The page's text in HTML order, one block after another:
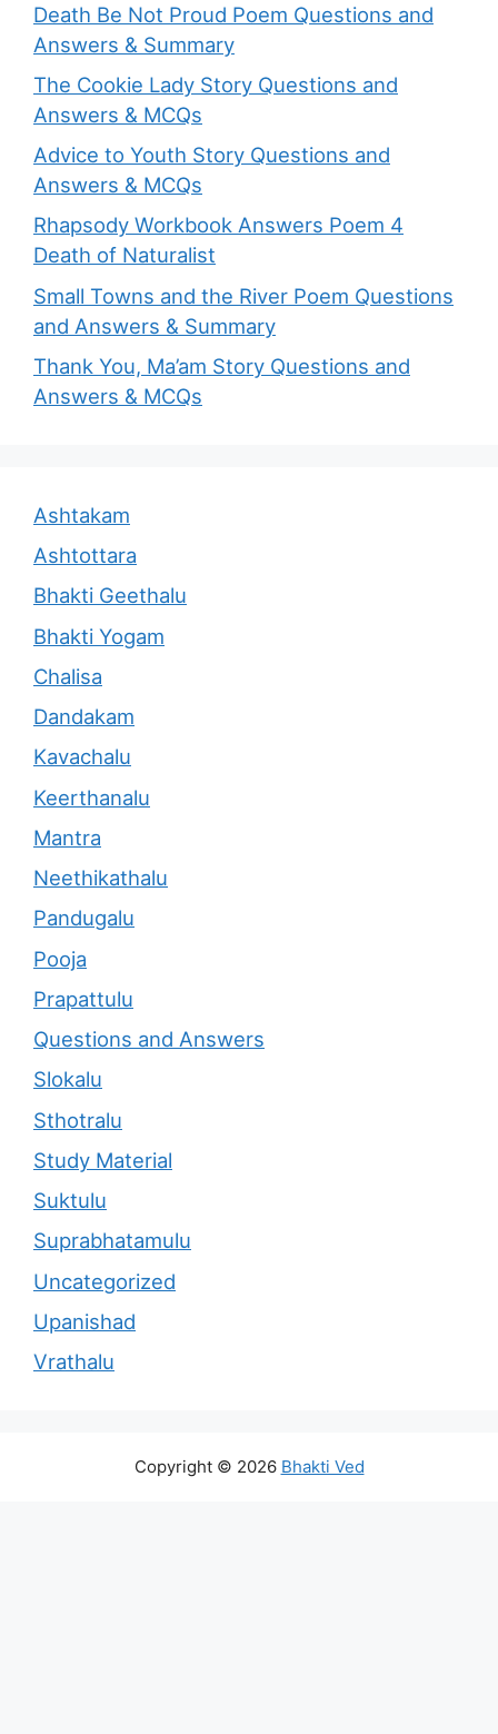
Death Be Not Proud Poem Questions and
Answers & Summary
The Cookie Lady Story Questions and
Answers & MCQs
Advice to Youth Story Questions and
Answers & MCQs
Rhapsody Workbook Answers Poem 4
Death of Naturalist
Small Towns and the River Poem Questions
and Answers & Summary
Thank You, Ma’am Story Questions and
Answers & MCQs
Ashtakam
Ashtottara
Bhakti Geethalu
Bhakti Yogam
Chalisa
Dandakam
Kavachalu
Keerthanalu
Mantra
Neethikathalu
Pandugalu
Pooja
Prapattulu
Questions and Answers
Slokalu
Sthotralu
Study Material
Suktulu
Suprabhatamulu
Uncategorized
Upanishad
Vrathalu
Copyright © 2026 Bhakti Ved